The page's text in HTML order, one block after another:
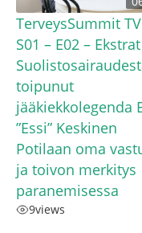
TerveysSummit
S01 – E02 –
toipunut
jääkiekkolegenda
”Essi” Keskinen
Potilaan oma
ja toivon merkitys
paranemisessa
9views